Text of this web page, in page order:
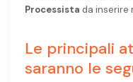
Processista da inserire
Le principali
saranno le